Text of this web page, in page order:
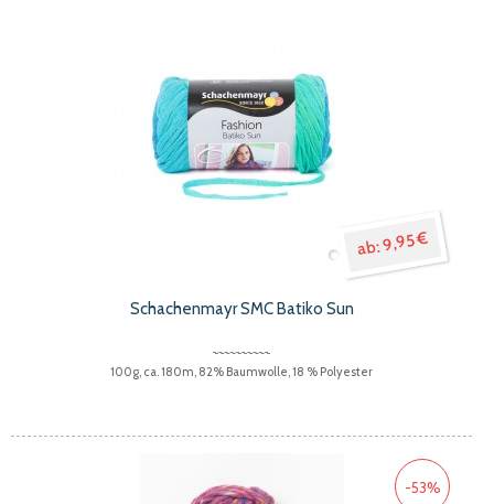
9,95 €
Schachenmayr SMC Batiko Sun
100g, ca. 180m, 82% Baumwolle, 18 % Polyester
-53%